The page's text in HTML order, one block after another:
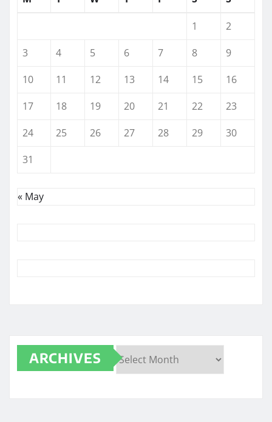
1
2
3
4 5 6 7 8
9
10
11 12 13 14 15
16
17
18 19 20 21 22
23
24
25 26 27 28 29
30
31
« May
ARCHIVES